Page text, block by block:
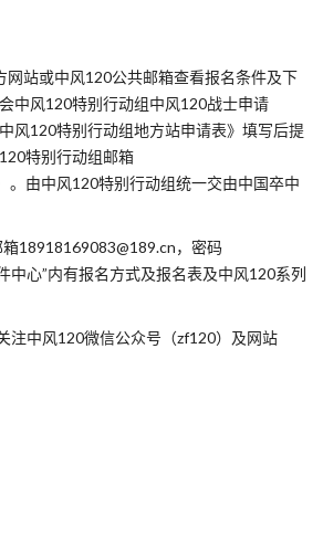
网站或中风120公共邮箱查看报名条件及下
中风120特别行动组中风120战士申请
风120特别行动组地方站申请表》填写后提
特别行动组邮箱
。由中风120特别行动组统一交由中国卒中
18918169083@189.cn，密码
中心”内有报名方式及报名表及中风120系列
注中风120微信公众号（zf120）及网站